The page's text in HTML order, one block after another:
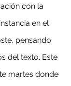
con la
en el
pensando
del texto. Este
martes donde